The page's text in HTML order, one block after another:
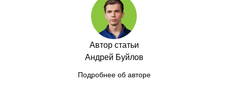
Автор статьи
Андрей Буйлов
Подробнее об авторе